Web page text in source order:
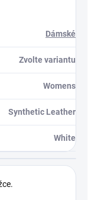
Dámské
Zvolte variantu
Womens
Synthetic Leather
White